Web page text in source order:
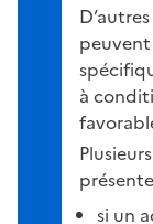
à
si un